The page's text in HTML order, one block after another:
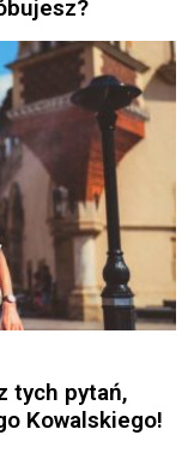
tych pytań,
Kowalskiego!